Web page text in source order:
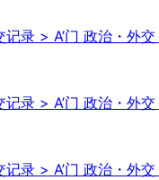
录 > A’门 政治・外
录 > A’门 政治・外
录 > A’门 政治・外